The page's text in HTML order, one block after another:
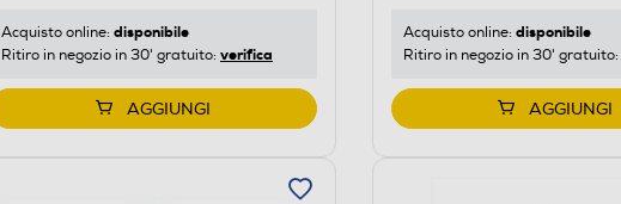
Acquisto online: disponibile
Ritiro in negozio in 30' gratuito: verifica
AGGIUNGI
Acquisto online: disponibile
Ritiro in negozio in 30' gratuito:
AGGIUNGI